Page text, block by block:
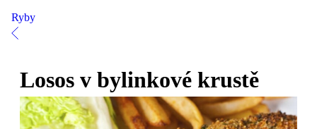
Ryby
Losos v bylinkové krustě